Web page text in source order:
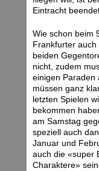
Eintracht
Wie schon beim
Frankfurter
beiden
nicht, zudem
einigen Paraden
müssen ganz
letzten Spielen
bekommen
am Samstag
speziell auch
Januar und
auch die «super
Charaktere»